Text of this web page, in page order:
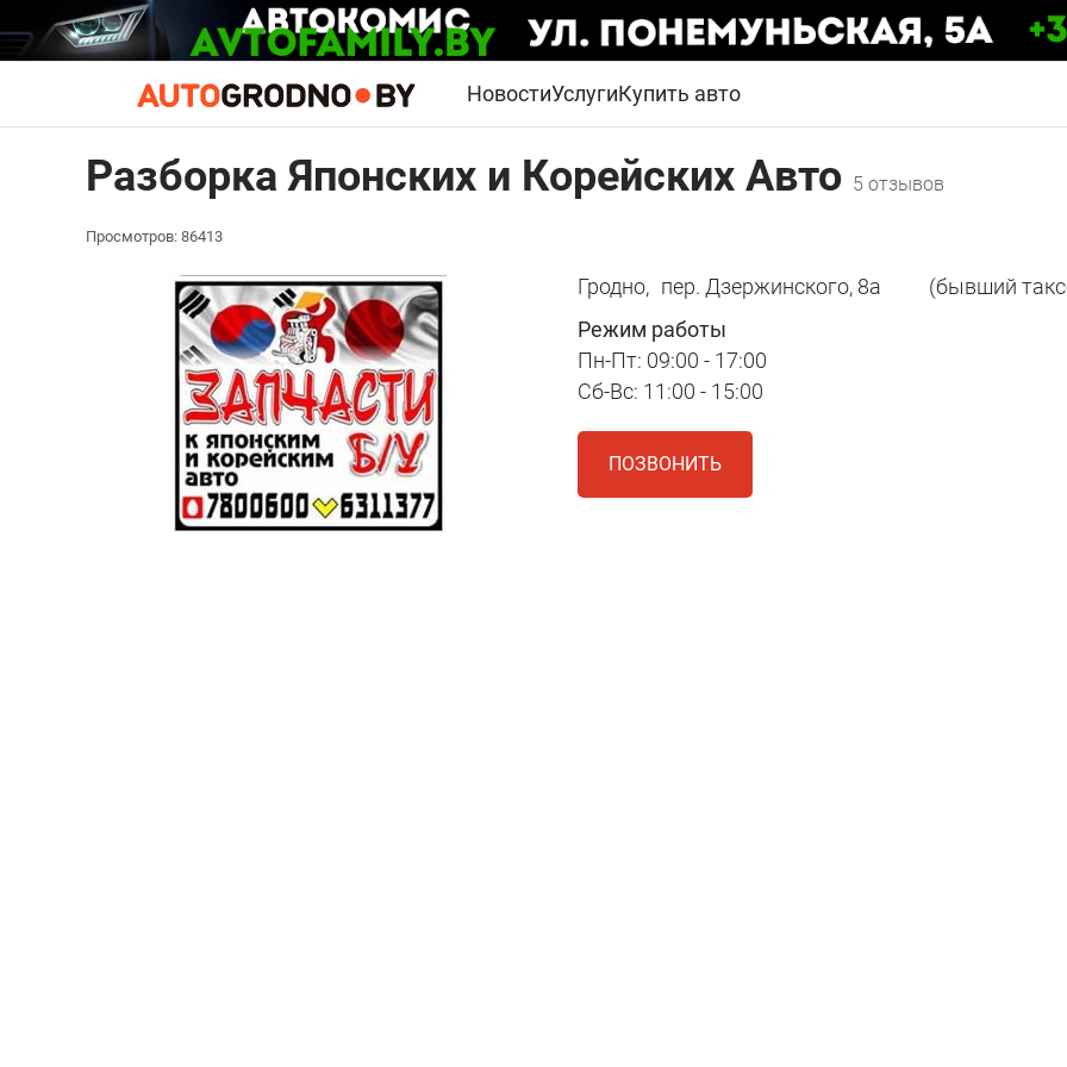
НовостиУслугиКупить авто
Разборка Японских и Корейских Авто 5 отзывов
Просмотров: 86413
Гродно, пер. Дзержинского, 8а
(бывший
Режим работы
Пн-Пт: 09:00 - 17:00
Сб-Вс: 11:00 - 15:00
ПОЗВОНИТЬ